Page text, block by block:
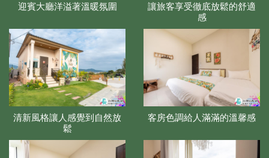
迎賓大廳洋溢著溫暖氛圍
讓旅客享受徹底放鬆的舒適
感
清新風格讓人感覺到自然放
鬆
客房色調給人滿滿的溫馨感